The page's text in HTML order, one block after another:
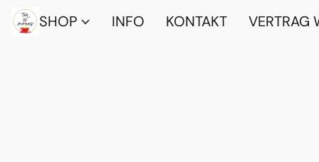
SHOP INFO KONTAKT VERTRAG